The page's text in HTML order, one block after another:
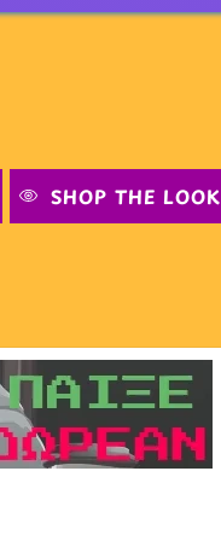
SHOP THE LOOK